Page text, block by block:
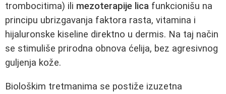
trombocitima) ili mezoterapije lica funkcionišu na
principu ubrizgavanja faktora rasta, vitamina i
hijaluronske kiseline direktno u dermis. Na taj način
se stimuliše prirodna obnova ćelija, bez agresivnog
guljenja kože.
Biološkim tretmanima se postiže izuzetna